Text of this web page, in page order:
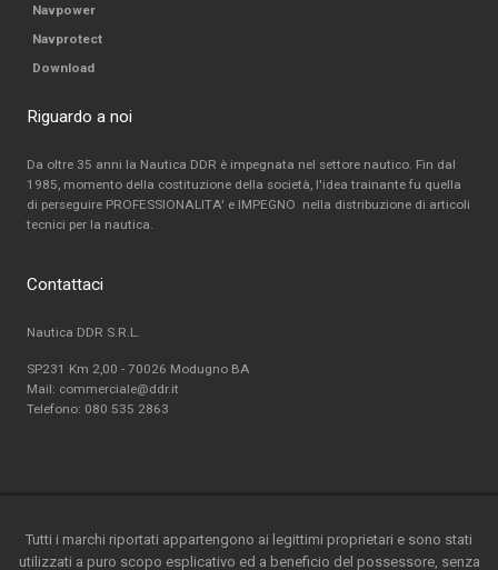
Navpower
Navprotect
Download
Riguardo a noi
Da oltre 35 anni la Nautica DDR è impegnata nel settore nautico. Fin dal
1985, momento della costituzione della società, l'idea trainante fu quella
di perseguire PROFESSIONALITA' e IMPEGNO nella distribuzione di articoli
tecnici per la nautica.
Contattaci
Nautica DDR S.R.L.
SP231 Km 2,00 - 70026 Modugno BA
Mail: commerciale@ddr.it
Telefono: 080 535 2863
Tutti i marchi riportati appartengono ai legittimi proprietari e sono stati
utilizzati a puro scopo esplicativo ed a beneficio del possessore, senza